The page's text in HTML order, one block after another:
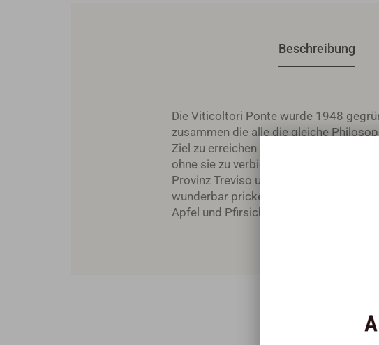
Beschreibung
Die Viticoltori Ponte wurde 1948
zusammen die alle die gleiche
Ziel zu erreichen steht der Mensch mit
ohne sie zu verbiegen. So gedeiht die
Provinz Treviso und bietet
wunderbar prickelnden und frischen
Apfel und Pfirsich.